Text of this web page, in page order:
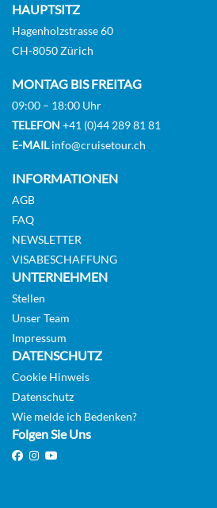
HAUPTSITZ
Hagenholzstrasse 60
CH-8050 Zürich
MONTAG BIS FREITAG
09:00 – 18:00 Uhr
TELEFON +41 (0)44 289 81 81
E-MAILinfo@cruisetour.ch
INFORMATIONEN
AGB
FAQ
NEWSLETTER
VISABESCHAFFUNG
UNTERNEHMEN
Stellen
Unser Team
Impressum
DATENSCHUTZ
Cookie Hinweis
Datenschutz
Wie melde ich Bedenken?
Folgen Sie Uns